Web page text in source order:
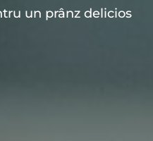
un prânz delicios